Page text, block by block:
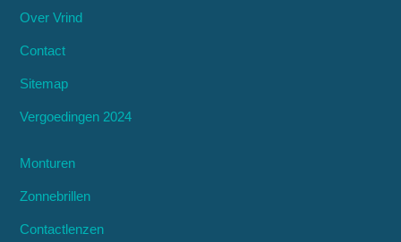
Over Vrind
Contact
Sitemap
Vergoedingen 2024
Monturen
Zonnebrillen
Contactlenzen